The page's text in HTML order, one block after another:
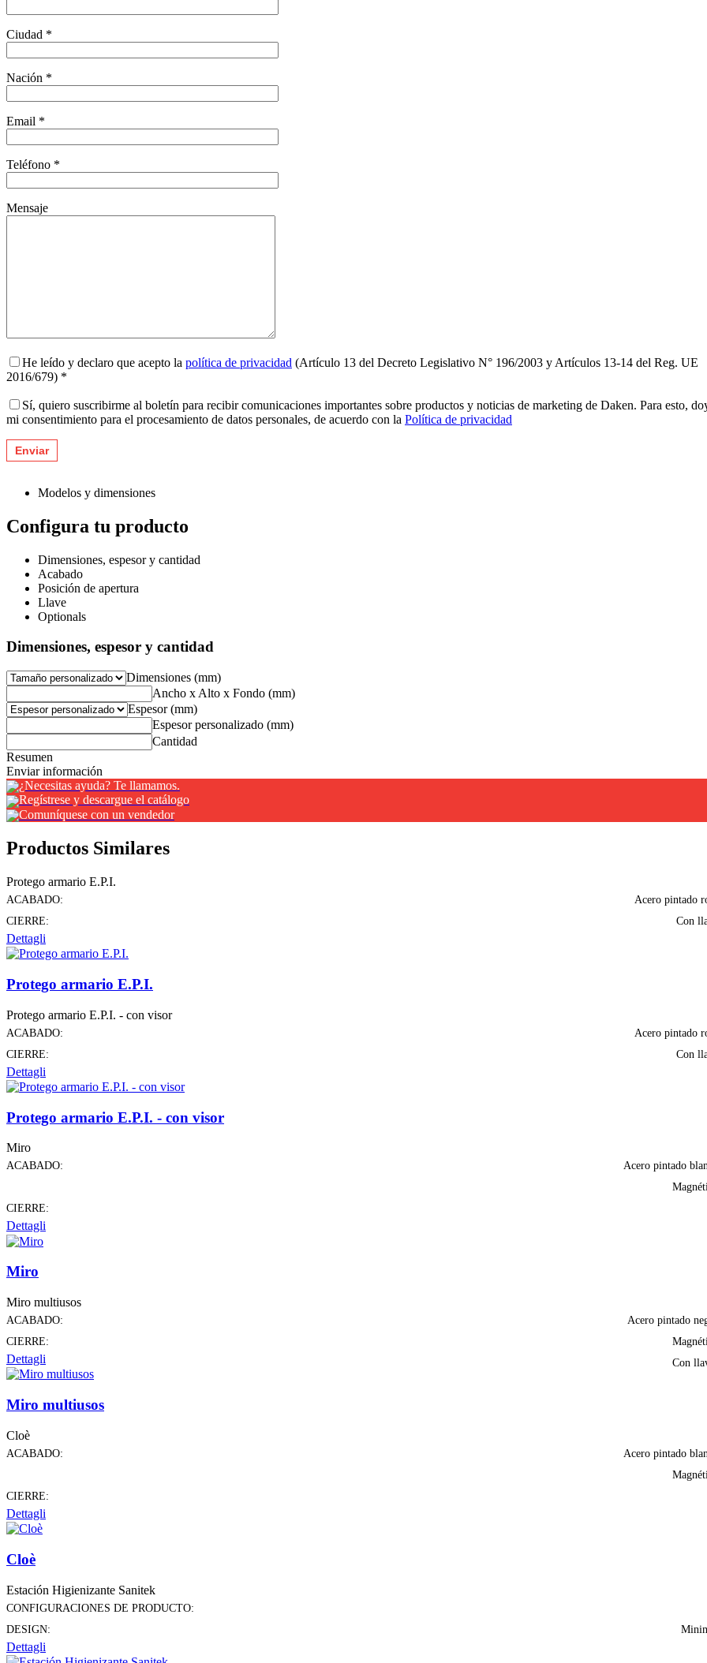
Ciudad *
Nación *
Email *
Teléfono *
Mensaje
He leído y declaro que acepto la política de privacidad (Artículo 13 del Decreto Legislativo N° 196/2003 y Artículos 13-14 del Reg. UE
2016/679) *
Sí, quiero suscribirme al boletín para recibir comunicaciones importantes sobre productos y noticias de marketing de Daken. Para esto,
mi consentimiento para el procesamiento de datos personales, de acuerdo con la Política de privacidad
Modelos y dimensiones
Configura tu producto
Dimensiones, espesor y cantidad
Acabado
Posición de apertura
Llave
Optionals
Dimensiones, espesor y cantidad
Dimensiones (mm)
Ancho x Alto x Fondo (mm)
Espesor (mm)
Espesor personalizado (mm)
Cantidad
Resumen
Enviar información
¿Necesitas ayuda? Te llamamos.
Regístrese y descargue el catálogo
Comuníquese con un vendedor
Productos Similares
Protego armario E.P.I.
ACABADO:
Acero pintado
CIERRE:
Con
Dettagli
Protego armario E.P.I.
Protego armario E.P.I. - con visor
ACABADO:
Acero pintado
CIERRE:
Con
Dettagli
Protego armario E.P.I. - con visor
Miro
ACABADO: Acero pintado
CIERRE:
Dettagli
Miro
Miro multiusos
ACABADO:
Acero pintado
CIERRE:
Con
Dettagli
Miro multiusos
Cloè
ACABADO: Acero pintado
CIERRE:
Dettagli
Cloè
Estación Higienizante Sanitek
CONFIGURACIONES DE PRODUCTO:
DESIGN:
Dettagli